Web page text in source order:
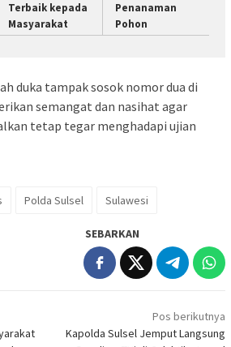
Terbaik kepada
Masyarakat
Penanaman
Pohon
duka tampak sosok nomor dua di
semangat dan nasihat agar
tetap tegar menghadapi ujian
Polda Sulsel Sulawesi
SEBARKAN
Pos berikutnya
Kapolda Sulsel Jemput Langsung